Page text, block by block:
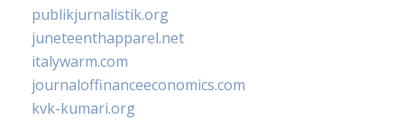
publikjurnalistik.org
juneteenthapparel.net
italywarm.com
journaloffinanceeconomics.com
kvk-kumari.org